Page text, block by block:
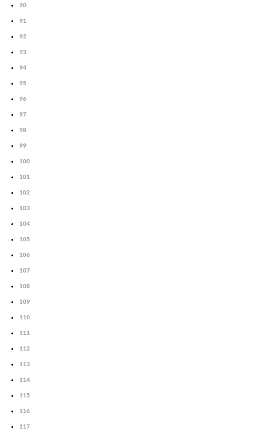
90
91
92
93
94
95
96
97
98
99
100
101
102
103
104
105
106
107
108
109
110
111
112
113
114
115
116
117